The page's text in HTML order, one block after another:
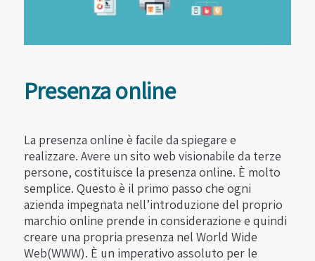
Presenza online
La presenza online è facile da spiegare e
realizzare. Avere un sito web visionabile da terze
persone, costituisce la presenza online. È molto
semplice. Questo è il primo passo che ogni
azienda impegnata nell’introduzione del proprio
marchio online prende in considerazione e quindi
creare una propria presenza nel World Wide
Web(WWW). È un imperativo assoluto per le